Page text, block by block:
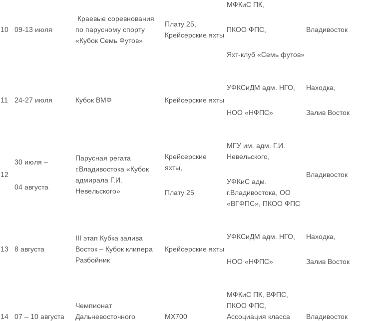
10 09-13 июля
Краевые соревнования
по парусному спорту
«Кубок Семь Футов»
Плату 25,
Крейсерские яхты
МФКиС ПК,
ПКОО ФПС,
Яхт-клуб «Семь футов»
Владивосток
11 24-27 июля Кубок ВМФ Крейсерские яхты
УФКСиДМ адм. НГО,
НОО «НФПС»
Находка,
Залив Восток
12
30 июля –
04 августа
Парусная регата
г.Владивостока «Кубок
адмирала Г.И.
Невельского»
Крейсерские
яхты,
Плату 25
МГУ им. адм. Г.И.
Невельского,
УФКиС адм.
г.Владивостока, ОО
«ВГФПС», ПКОО ФПС
Владивосток
13 8 августа
III этап Кубка залива
Восток – Кубок клипера
Разбойник
Крейсерские яхты
УФКСиДМ адм. НГО,
НОО «НФПС»
Находка,
Залив Восток
14 07 – 10 августа
Чемпионат
Дальневосточного
MX700
МФКиС ПК, ВФПС,
ПКОО ФПС,
Ассоциация класса
Владивосток